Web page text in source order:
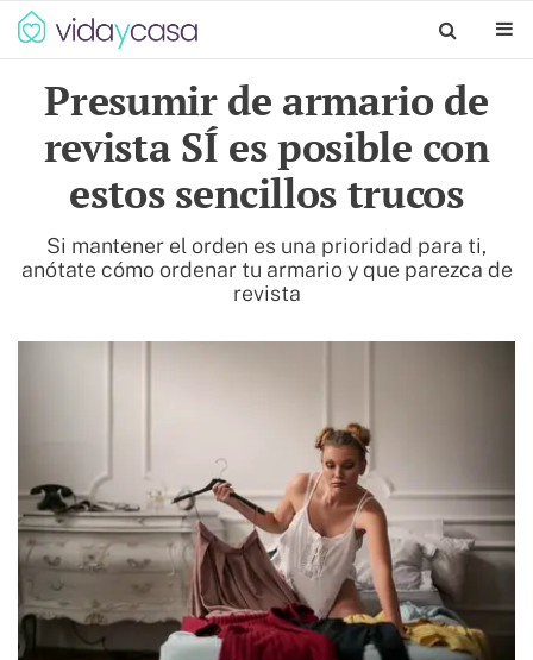
Presumir de armario de
revista SÍ es posible con
estos sencillos trucos
Si mantener el orden es una prioridad para ti,
anótate cómo ordenar tu armario y que parezca de
revista